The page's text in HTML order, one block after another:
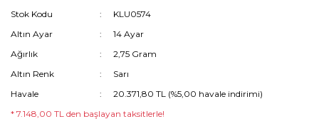
Stok Kodu
KLU0574
Altın Ayar
14 Ayar
Ağırlık
2,75 Gram
Altın Renk
Sarı
Havale
20.371,80 TL (%5,00 havale indirimi)
* 7.148,00 TL den başlayan taksitlerle!